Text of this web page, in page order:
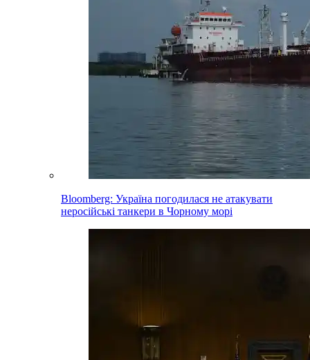
Bloomberg: Україна погодилася не атакувати
неросійські танкери в Чорному морі